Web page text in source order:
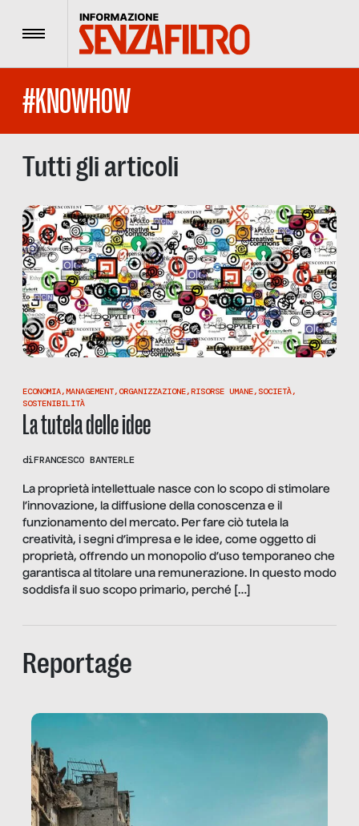
Menu
#KNOWHOW
Tutti gli articoli
ECONOMIA,MANAGEMENT,ORGANIZZAZIONE,RISORSE UMANE, SOCIETÀ,
SOSTENIBILITÀ
La tutela delle idee
diFRANCESCO BANTERLE
La proprietà intellettuale nasce con lo scopo di stimolare
l’innovazione, la diffusione della conoscenza e il
funzionamento del mercato. Per fare ciò tutela la
creatività, i segni d’impresa e le idee, come oggetto di
proprietà, offrendo un monopolio d’uso temporaneo che
garantisca al titolare una remunerazione. In questo modo
soddisfa il suo scopo primario, perché […]
Reportage